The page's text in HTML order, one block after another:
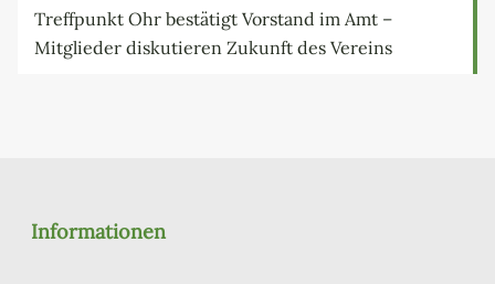
Treffpunkt Ohr bestätigt Vorstand im Amt –
Mitglieder diskutieren Zukunft des Vereins
Informationen